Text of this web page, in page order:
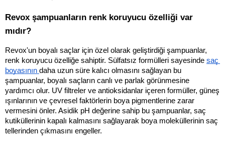
Revox şampuanların renk koruyucu özelliği var
mıdır?
Revox'un boyalı saçlar için özel olarak geliştirdiği şampuanlar,
renk koruyucu özelliğe sahiptir. Sülfatsız formülleri sayesinde saç
boyasının daha uzun süre kalıcı olmasını sağlayan bu
şampuanlar, boyalı saçların canlı ve parlak görünmesine
yardımcı olur. UV filtreler ve antioksidanlar içeren formüller, güneş
ışınlarının ve çevresel faktörlerin boya pigmentlerine zarar
vermesini önler. Asidik pH değerine sahip bu şampuanlar, saç
kutiküllerinin kapalı kalmasını sağlayarak boya moleküllerinin saç
tellerinden çıkmasını engeller.